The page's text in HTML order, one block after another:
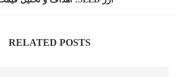
RELATED POSTS